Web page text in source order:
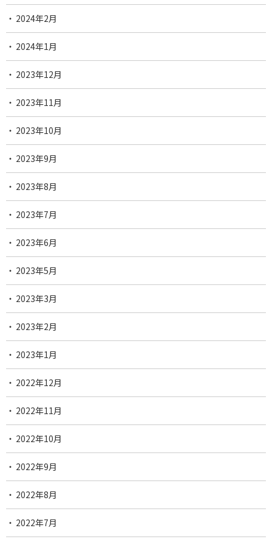
2024年2月
2024年1月
2023年12月
2023年11月
2023年10月
2023年9月
2023年8月
2023年7月
2023年6月
2023年5月
2023年3月
2023年2月
2023年1月
2022年12月
2022年11月
2022年10月
2022年9月
2022年8月
2022年7月